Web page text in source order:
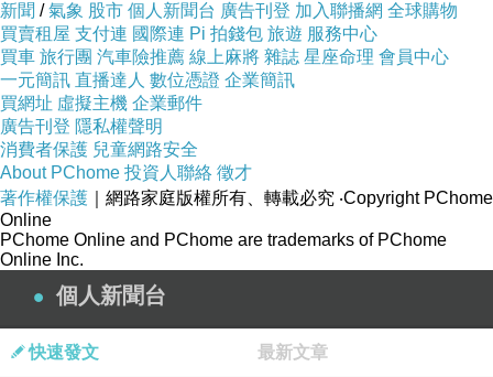
商品內含：ILCE-5000 數位單眼相機、
SELP1650、SEL55210 變焦鏡頭
商品訊息描述
SONY A5000 16-50mm 55-210mm變焦雙鏡組(公司貨)
新聞 /氣象 股市 個人新聞台 廣告刊登 加入聯播網 全球購物
買賣租屋 支付連 國際連 Pi 拍錢包 旅遊 服務中心
買車 旅行團 汽車險推薦 線上麻將 雜誌 星座命理 會員中心
一元簡訊 直播達人 數位憑證 企業簡訊
買網址 虛擬主機 企業郵件
廣告刊登 隱私權聲明
消費者保護 兒童網路安全
About PChome 投資人聯絡 徵才
著作權保護 ｜網路家庭版權所有、轉載必究 ‧Copyright PChome
Online
PChome Online and PChome are trademarks of PChome
Online Inc.
個人新聞台
快速發文 最新文章